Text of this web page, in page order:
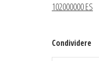
102000000 ES
Condividere